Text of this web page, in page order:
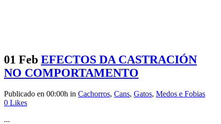
01 Feb EFECTOS DA CASTRACIÓN
NO COMPORTAMENTO
Publicado en 00:00h in Cachorros, Cans, Gatos, Medos e Fobias
0 Likes
...